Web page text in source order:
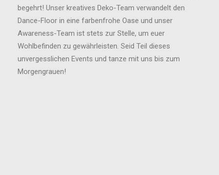
begehrt! Unser kreatives Deko-Team verwandelt den
Dance-Floor in eine farbenfrohe Oase und unser
Awareness-Team ist stets zur Stelle, um euer
Wohlbefinden zu gewährleisten. Seid Teil dieses
unvergesslichen Events und tanze mit uns bis zum
Morgengrauen!